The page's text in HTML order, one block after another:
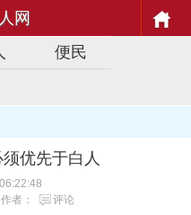
网
便民
须优先于白人
作者： 评论